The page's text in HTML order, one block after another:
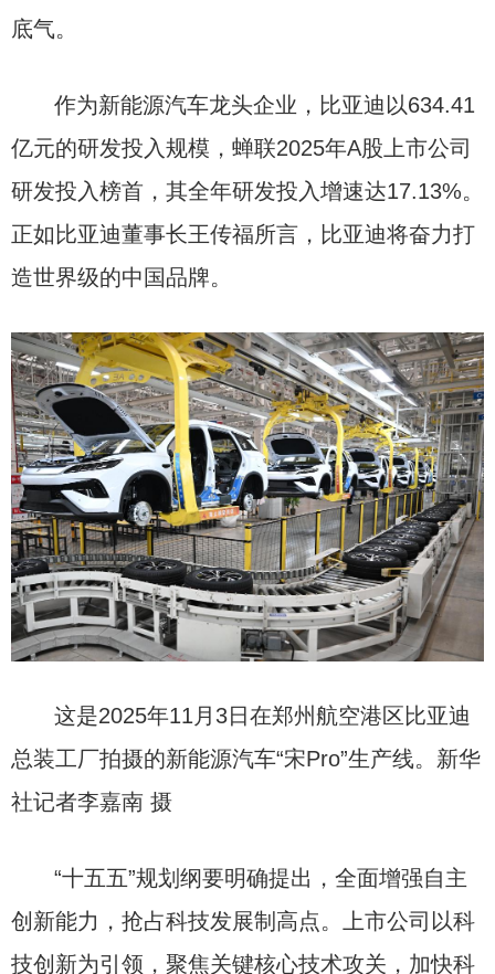
底气。
作为新能源汽车龙头企业，比亚迪以634.41
亿元的研发投入规模，蝉联2025年A股上市公司
研发投入榜首，其全年研发投入增速达17.13%。
正如比亚迪董事长王传福所言，比亚迪将奋力打
造世界级的中国品牌。
这是2025年11月3日在郑州航空港区比亚迪
总装工厂拍摄的新能源汽车“宋Pro”生产线。新华
社记者李嘉南 摄
“十五五”规划纲要明确提出，全面增强自主
创新能力，抢占科技发展制高点。上市公司以科
技创新为引领，聚焦关键核心技术攻关，加快科